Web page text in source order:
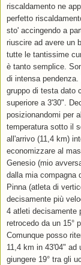
riscaldamento ne
perfetto
sto' accingendo a
riuscire ad avere un
tutte le tantissime
è tanto semplice.
di intensa
gruppo di testa dato
superiore a 3'30".
posizionandomi per
temperatura sotto il
all'arrivo (11,4 km)
economizzare al
Genesio (mio
dalla mia compagna
Pinna (atleta di
decisamente più
4 atleti decisamente
retrocedo da un 15°
Comunque posso
11,4 km in 43'04" ad
giungere 19° tra gli